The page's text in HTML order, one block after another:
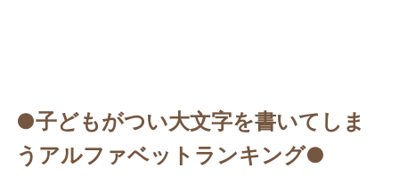
●子どもがつい大文字を書いてしま
うアルファベットランキング●